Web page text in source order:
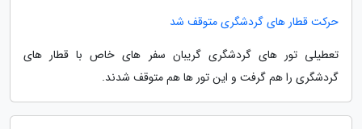
حرکت قطار های گردشگری متوقف شد
تعطیلی تور های گردشگری گریبان سفر های خاص با قطار های
گردشگری را هم گرفت و این تور ها هم متوقف شدند.